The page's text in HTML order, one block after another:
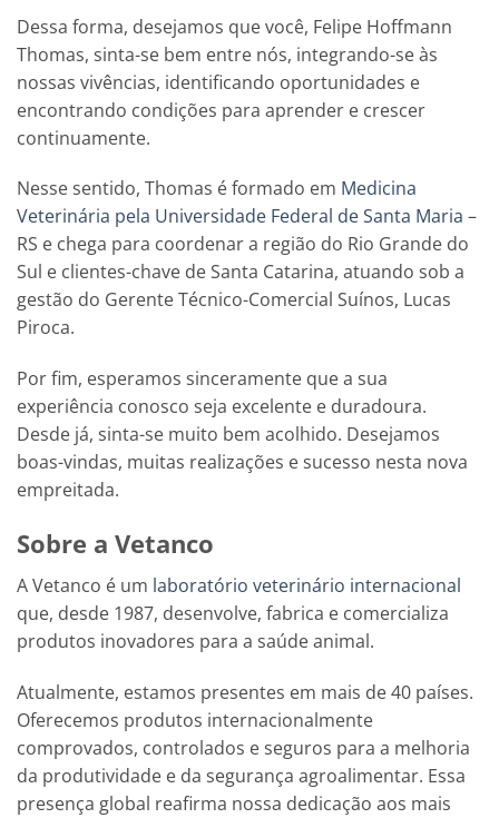
Dessa forma, desejamos que você, Felipe Hoffmann
Thomas, sinta-se bem entre nós, integrando-se às
nossas vivências, identificando oportunidades e
encontrando condições para aprender e crescer
continuamente.
Nesse sentido, Thomas é formado em Medicina
Veterinária pela Universidade Federal de Santa Maria –
RS e chega para coordenar a região do Rio Grande do
Sul e clientes-chave de Santa Catarina, atuando sob a
gestão do Gerente Técnico-Comercial Suínos, Lucas
Piroca.
Por fim, esperamos sinceramente que a sua
experiência conosco seja excelente e duradoura.
Desde já, sinta-se muito bem acolhido. Desejamos
boas-vindas, muitas realizações e sucesso nesta nova
empreitada.
Sobre a Vetanco
A Vetanco é um laboratório veterinário internacional
que, desde 1987, desenvolve, fabrica e comercializa
produtos inovadores para a saúde animal.
Atualmente, estamos presentes em mais de 40 países.
Oferecemos produtos internacionalmente
comprovados, controlados e seguros para a melhoria
da produtividade e da segurança agroalimentar. Essa
presença global reafirma nossa dedicação aos mais